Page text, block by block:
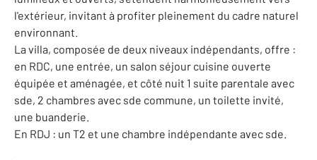
l'extérieur, invitant à profiter pleinement du cadre naturel
environnant.
La villa, composée de deux niveaux indépendants, offre :
en RDC, une entrée, un salon séjour cuisine ouverte
équipée et aménagée, et côté nuit 1 suite parentale avec
sde, 2 chambres avec sde commune, un toilette invité,
une buanderie.
En RDJ : un T2 et une chambre indépendante avec sde.